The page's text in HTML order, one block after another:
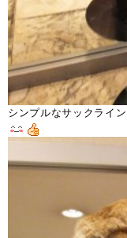
シンプルなサックライ